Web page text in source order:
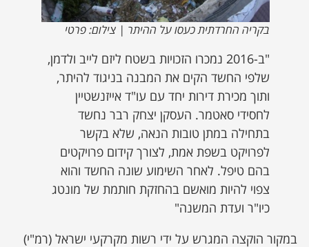
בקריה החרדתית כעסו על ההיתר | צילום: פרטי
"ב-2016 נמכרו הזכויות בשטח ליזם לייב ולדמן,
שלפי החשד הקים את המבנה בניגוד להיתר,
ותוך מכירת דירות יחד עם עו"ד אייזנשטיין
לחסידי סאטמר. העסקן יצחק רבר נחשד
בתחילה במתן טובות הנאה, שלא בקשר
לפרויקט בשפת אמת, לצורך קידום פרויקטים
בהם טיפל. לאחר השימוע שונה החשד והוא
צפוי להיות מואשם בהחזקת חותמת של מונטג
כיו"ר ועדת המשנה"
במקור הוקצה המגרש על ידי רשות מקרקעי ישראל (רמ"י)